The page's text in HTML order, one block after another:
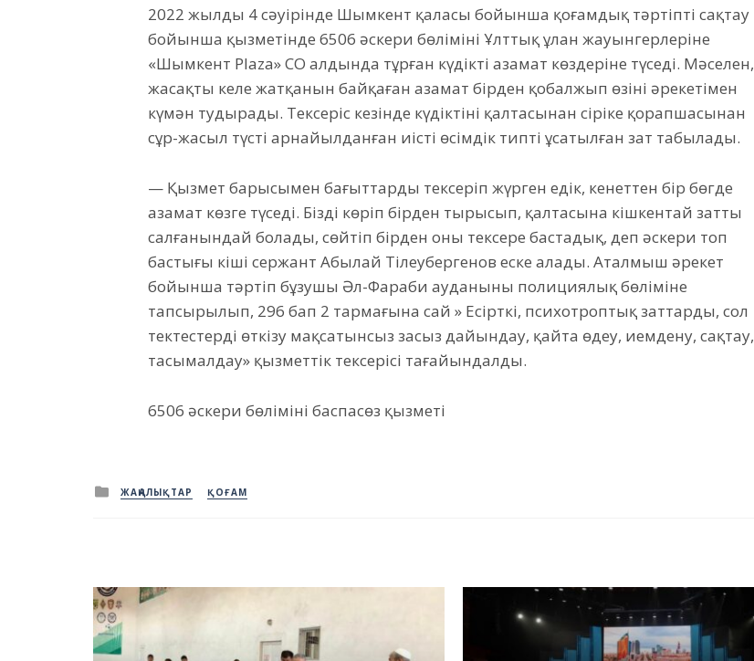
2022 жылдың 4 сәуірінде Шымкент қаласы бойынша қоғамдық тәртіпті сақтау
бойынша қызметінде 6506 әскери бөлімінің Ұлттық ұлан жауынгерлеріне
«Шымкент Plaza» СО алдында тұрған күдікті азамат көздеріне түседі. Мәселен,
жасақтың келе жатқанын байқаған азамат бірден қобалжып өзінің әрекетімен
күмән тудырады. Тексеріс кезінде күдіктінің қалтасынан сіріңке қорапшасынан
сұр-жасыл түсті арнайылданған иісті өсімдік типті ұсатылған зат табылады.
— Қызмет барысымен бағыттарды тексеріп жүрген едік, кенеттен бір бөгде
азамат көзге түседі. Бізді көріп бірден тырысып, қалтасына кішкентай затты
салғанындай болады, сөйтіп бірден оны тексере бастадық, деп әскери топ
бастығы кіші сержант Абылай Тілеубергенов еске алады. Аталмыш әрекет
бойынша тәртіп бұзушы Әл-Фараби ауданының полициялық бөліміне
тапсырылып, 296 бап 2 тармағына сай » Есiрткi, психотроптық заттарды, сол
тектестерді өткізу мақсатынсыз заңсыз дайындау, қайта өңдеу, иемдену, сақтау,
тасымалдау» қызметтік тексерісі тағайындалды.
6506 әскери бөлімінің баспасөз қызметі
Posted
in
ЖАҢАЛЫҚТАР ҚОҒАМ